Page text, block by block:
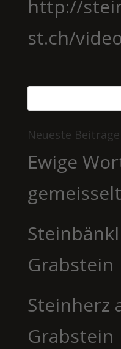
http://
st.ch/
Neueste Beiträge
Ewige
gemeisselt
Grabstein
Steinherz
Grabstein